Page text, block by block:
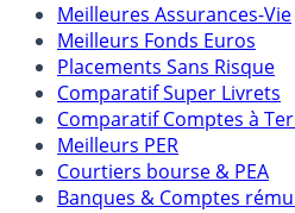
Meilleures Assurances-Vie
Meilleurs Fonds Euros
Placements Sans Risque
Comparatif Super Livrets
Comparatif Comptes à
Meilleurs PER
Courtiers bourse & PEA
Banques & Comptes